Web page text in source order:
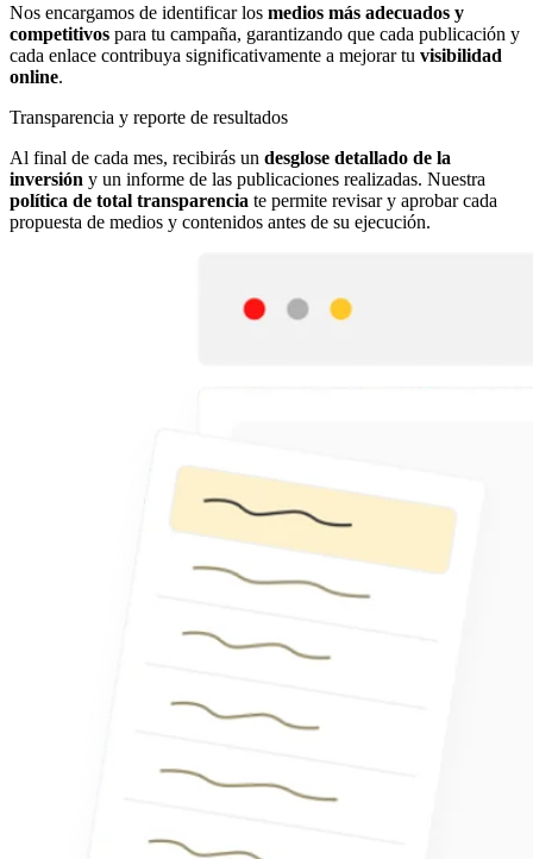
Nos encargamos de identificar los medios más adecuados y
competitivos para tu campaña, garantizando que cada publicación y
cada enlace contribuya significativamente a mejorar tu visibilidad
online.
Transparencia y reporte de resultados
Al final de cada mes, recibirás un desglose detallado de la
inversión y un informe de las publicaciones realizadas. Nuestra
política de total transparencia te permite revisar y aprobar cada
propuesta de medios y contenidos antes de su ejecución.